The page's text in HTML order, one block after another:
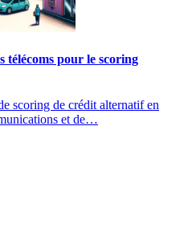
télécoms pour le scoring
scoring de crédit alternatif en
et de…